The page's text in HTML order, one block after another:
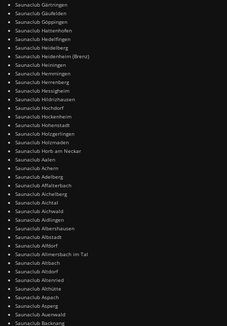
Saunaclub Gärtringen
Saunaclub Gäufelden
Saunaclub Göppingen
Saunaclub Hattenhofen
Saunaclub Hedelfingen
Saunaclub Heidelberg
Saunaclub Heidenheim (Brenz)
Saunaclub Heiningen
Saunaclub Hemmingen
Saunaclub Herrenberg
Saunaclub Hessigheim
Saunaclub Hildrizhausen
Saunaclub Hochdorf
Saunaclub Hockenheim
Saunaclub Hohenstadt
Saunaclub Holzgerlingen
Saunaclub Holzmaden
Saunaclub Horb am Neckar
Saunaclub Aalen
Saunaclub Achern
Saunaclub Adelberg
Saunaclub Affalterbach
Saunaclub Aichelberg
Saunaclub Aichtal
Saunaclub Aichwald
Saunaclub Aidlingen
Saunaclub Albershausen
Saunaclub Albstadt
Saunaclub Alfdorf
Saunaclub Allmersbach im Tal
Saunaclub Altbach
Saunaclub Altdorf
Saunaclub Altenried
Saunaclub Althütte
Saunaclub Aspach
Saunaclub Asperg
Saunaclub Auenwald
Saunaclub Backnang